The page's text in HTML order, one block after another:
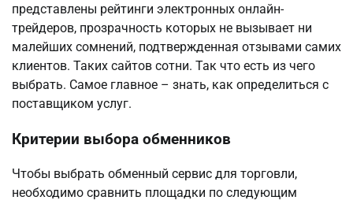
представлены рейтинги электронных онлайн-
трейдеров, прозрачность которых не вызывает ни
малейших сомнений, подтвержденная отзывами самих
клиентов. Таких сайтов сотни. Так что есть из чего
выбрать. Самое главное – знать, как определиться с
поставщиком услуг.
Критерии выбора обменников
Чтобы выбрать обменный сервис для торговли,
необходимо сравнить площадки по следующим